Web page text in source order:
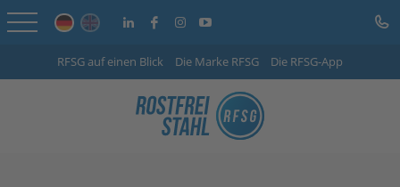
Startseite
RFSG auf einen Blick Die Marke RFSG Die RFSG-App